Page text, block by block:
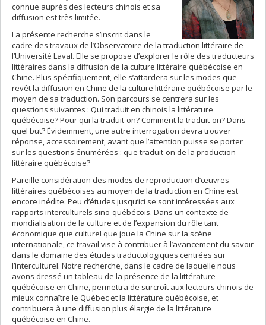
connue auprès des lecteurs chinois et sa
diffusion est très limitée.
La présente recherche s’inscrit dans le
cadre des travaux de l’Observatoire de la traduction littéraire de
l’Université Laval. Elle se propose d’explorer le rôle des traducteurs
littéraires dans la diffusion de la culture littéraire québécoise en
Chine. Plus spécifiquement, elle s’attardera sur les modes que
revêt la diffusion en Chine de la culture littéraire québécoise par le
moyen de sa traduction. Son parcours se centrera sur les
questions suivantes : Qui traduit en chinois la littérature
québécoise? Pour qui la traduit-on? Comment la traduit-on? Dans
quel but? Évidemment, une autre interrogation devra trouver
réponse, accessoirement, avant que l’attention puisse se porter
sur les questions énumérées : que traduit-on de la production
littéraire québécoise?
Pareille considération des modes de reproduction d’œuvres
littéraires québécoises au moyen de la traduction en Chine est
encore inédite. Peu d’études jusqu’ici se sont intéressées aux
rapports interculturels sino-québécois. Dans un contexte de
mondialisation de la culture et de l’expansion du rôle tant
économique que culturel que joue la Chine sur la scène
internationale, ce travail vise à contribuer à l’avancement du savoir
dans le domaine des études traductologiques centrées sur
l’interculturel. Notre recherche, dans le cadre de laquelle nous
avons dressé un tableau de la présence de la littérature
québécoise en Chine, permettra de surcroît aux lecteurs chinois de
mieux connaître le Québec et la littérature québécoise, et
contribuera à une diffusion plus élargie de la littérature
québécoise en Chine.